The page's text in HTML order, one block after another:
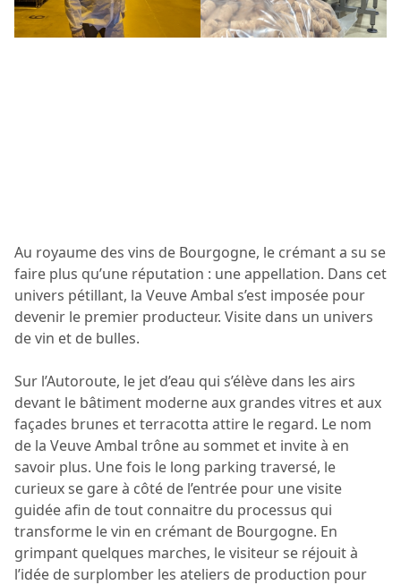
Au royaume des vins de Bourgogne, le crémant a su se
faire plus qu’une réputation : une appellation. Dans cet
univers pétillant, la Veuve Ambal s’est imposée pour
devenir le premier producteur. Visite dans un univers
de vin et de bulles.
Sur l’Autoroute, le jet d’eau qui s’élève dans les airs
devant le bâtiment moderne aux grandes vitres et aux
façades brunes et terracotta attire le regard. Le nom
de la Veuve Ambal trône au sommet et invite à en
savoir plus. Une fois le long parking traversé, le
curieux se gare à côté de l’entrée pour une visite
guidée afin de tout connaitre du processus qui
transforme le vin en crémant de Bourgogne. En
grimpant quelques marches, le visiteur se réjouit à
l’idée de surplomber les ateliers de production pour